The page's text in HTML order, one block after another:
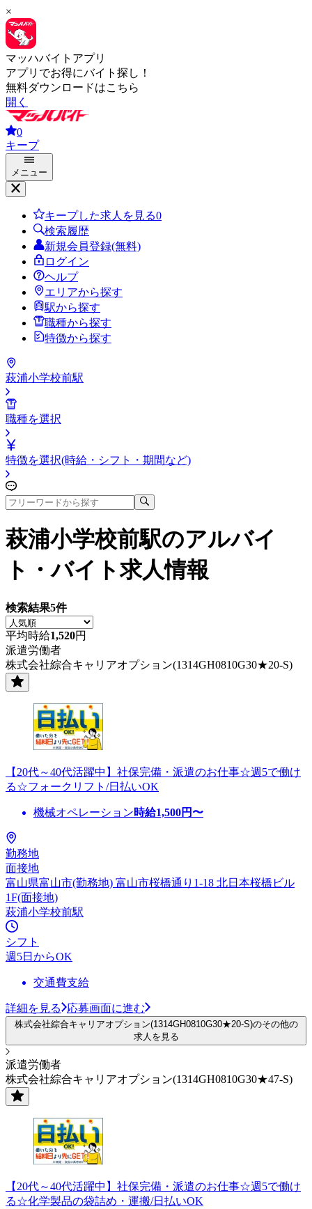
×
マッハバイトアプリ
アプリでお得にバイト探し！
無料ダウンロードはこちら
開く
0
キープ
メニュー
キープした求人を見る0
検索履歴
新規会員登録(無料)
ログイン
ヘルプ
エリアから探す
駅から探す
職種から探す
特徴から探す
萩浦小学校前駅
職種を選択
特徴を選択(時給・シフト・期間など)
萩浦小学校前駅のアルバイ
ト・バイト求人情報
検索結果5件
平均時給1,520円
派遣労働者
株式会社綜合キャリアオプション(1314GH0810G30★20-S)
【20代～40代活躍中】社保完備・派遣のお仕事☆週5で働け
る☆フォークリフト/日払いOK
機械オペレーション時給1,500円〜
勤務地
面接地
富山県富山市(勤務地) 富山市桜橋通り1-18 北日本桜橋ビル
1F(面接地)
萩浦小学校前駅
シフト
週5日からOK
交通費支給
詳細を見る 応募画面に進む
株式会社綜合キャリアオプション(1314GH0810G30★20-S)のその他の
求人を見る
派遣労働者
株式会社綜合キャリアオプション(1314GH0810G30★47-S)
【20代～40代活躍中】社保完備・派遣のお仕事☆週5で働け
る☆化学製品の袋詰め・運搬/日払いOK